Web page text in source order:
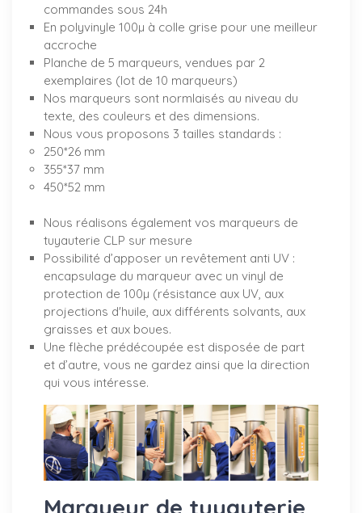
commandes sous 24h
En polyvinyle 100µ à colle grise pour une meilleur
accroche
Planche de 5 marqueurs, vendues par 2
exemplaires (lot de 10 marqueurs)
Nos marqueurs sont normlaisés au niveau du
texte, des couleurs et des dimensions.
Nous vous proposons 3 tailles standards :
250*26 mm
355*37 mm
450*52 mm
Nous réalisons également vos marqueurs de
tuyauterie CLP sur mesure
Possibilité d’apposer un revêtement anti UV :
encapsulage du marqueur avec un vinyl de
protection de 100µ (résistance aux UV, aux
projections d'huile, aux différents solvants, aux
graisses et aux boues.
Une flèche prédécoupée est disposée de part
et d’autre, vous ne gardez ainsi que la direction
qui vous intéresse.
Marqueur de tuyauterie